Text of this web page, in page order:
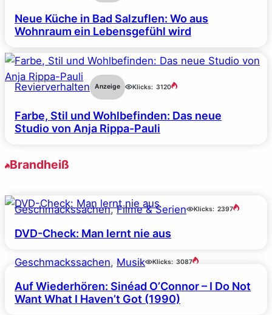
Neue Küche in Bad Salzuflen: Wo aus
Wohnraum ein Lebensgefühl wird
Revierverhalten Anzeige Klicks: 3120
Farbe, Stil und Wohlbefinden: Das neue
Studio von Anja Rippa-Pauli
Brandheiß
Geschmackssachen, Filme & Serien Klicks: 2397
DVD-Check: Man lernt nie aus
Geschmackssachen, Musik Klicks: 3087
Auf Wiederhören: Sinéad O’Connor – I Do Not
Want What I Haven’t Got (1990)